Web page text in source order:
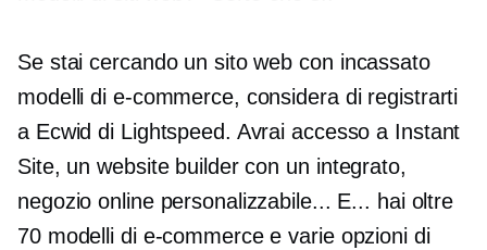
Se stai cercando un sito web con incassato
modelli di e-commerce, considera di registrarti
a Ecwid di Lightspeed. Avrai accesso a Instant
Site, un website builder con un integrato,
negozio online personalizzabile... E... hai oltre
70 modelli di e-commerce e varie opzioni di